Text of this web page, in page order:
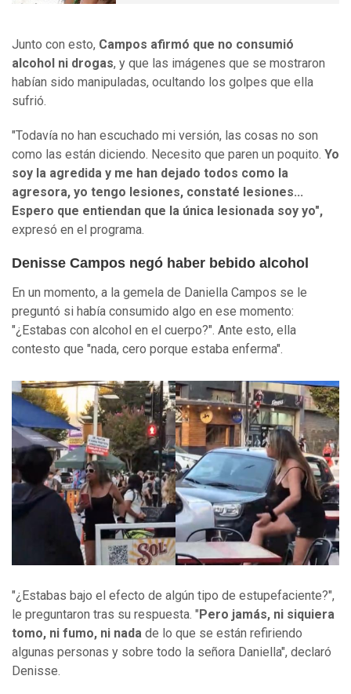
Junto con esto, Campos afirmó que no consumió
alcohol ni drogas, y que las imágenes que se mostraron
habían sido manipuladas, ocultando los golpes que ella
sufrió.
"Todavía no han escuchado mi versión, las cosas no son
como las están diciendo. Necesito que paren un poquito. Yo
soy la agredida y me han dejado todos como la
agresora, yo tengo lesiones, constaté lesiones...
Espero que entiendan que la única lesionada soy yo",
expresó en el programa.
Denisse Campos negó haber bebido alcohol
En un momento, a la gemela de Daniella Campos se le
preguntó si había consumido algo en ese momento:
"¿Estabas con alcohol en el cuerpo?". Ante esto, ella
contesto que "nada, cero porque estaba enferma".
"¿Estabas bajo el efecto de algún tipo de estupefaciente?",
le preguntaron tras su respuesta. " Pero jamás, ni siquiera
tomo, ni fumo, ni nada de lo que se están refiriendo
algunas personas y sobre todo la señora Daniella", declaró
Denisse.